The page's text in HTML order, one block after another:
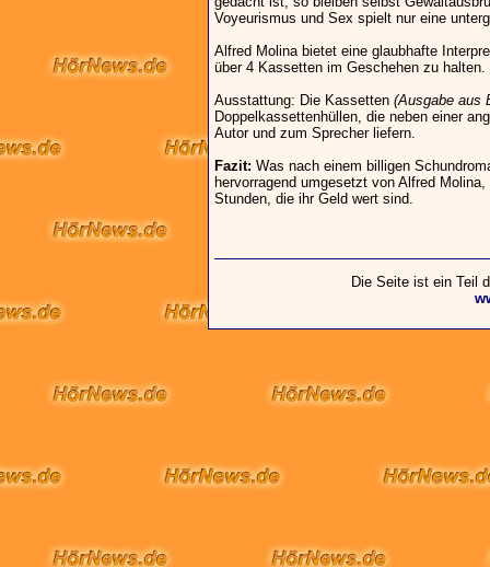
Voyeurismus und Sex spielt nur eine
Alfred Molina bietet eine glaubhafte
über 4 Kassetten im Geschehen zu halten.
Ausstattung: Die Kassetten (Ausgabe aus
Doppelkassettenhüllen, die neben einer
Autor und zum Sprecher liefern.
Fazit: Was nach einem billigen
hervorragend umgesetzt von Alfred
Stunden, die ihr Geld wert sind.
Die Seite ist ein Teil